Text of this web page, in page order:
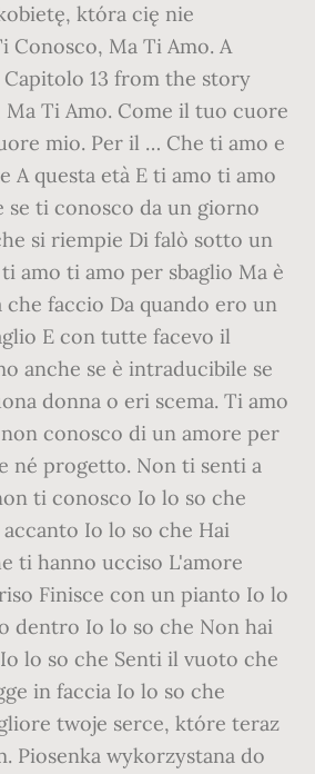
która cię nie
Conosco, Ma Ti Amo. A
Capitolo 13 from the story
Ti Amo. Come il tuo cuore
mio. Per il … Che ti amo e
A questa età E ti amo ti amo
se ti conosco da un giorno
si riempie Di falò sotto un
amo ti amo per sbaglio Ma è
che faccio Da quando ero un
E con tutte facevo il
anche se è intraducibile se
donna o eri scema. Ti amo
conosco di un amore per
né progetto. Non ti senti a
ti conosco Io lo so che
Io lo so che Hai
ti hanno ucciso L'amore
Finisce con un pianto Io lo
dentro Io lo so che Non hai
lo so che Senti il vuoto che
in faccia Io lo so che
twoje serce, które teraz
Piosenka wykorzystana do